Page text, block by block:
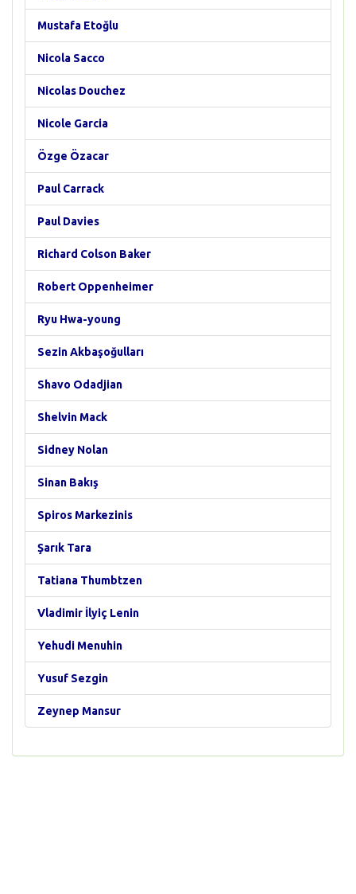
Mustafa Etoğlu
Nicola Sacco
Nicolas Douchez
Nicole Garcia
Özge Özacar
Paul Carrack
Paul Davies
Richard Colson Baker
Robert Oppenheimer
Ryu Hwa-young
Sezin Akbaşoğulları
Shavo Odadjian
Shelvin Mack
Sidney Nolan
Sinan Bakış
Spiros Markezinis
Şarık Tara
Tatiana Thumbtzen
Vladimir İlyiç Lenin
Yehudi Menuhin
Yusuf Sezgin
Zeynep Mansur